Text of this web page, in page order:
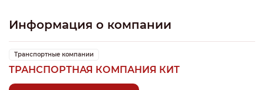
Информация о компании
Транспортные компании
ТРАНСПОРТНАЯ КОМПАНИЯ КИТ